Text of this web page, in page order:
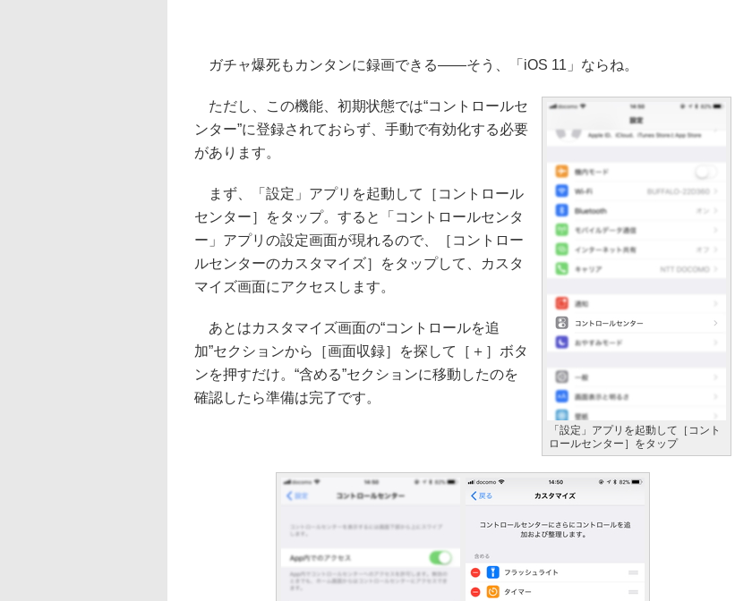
ガチャ爆死もカンタンに録画できる――そう、「iOS 11」ならね。
「設定」アプリを起動して［コント
ロールセンター］をタップ
ただし、この機能、初期状態では“コントロールセ
ンター”に登録されておらず、手動で有効化する必要
があります。
まず、「設定」アプリを起動して［コントロール
センター］をタップ。すると「コントロールセンタ
ー」アプリの設定画面が現れるので、［コントロー
ルセンターのカスタマイズ］をタップして、カスタ
マイズ画面にアクセスします。
あとはカスタマイズ画面の“コントロールを追
加”セクションから［画面収録］を探して［＋］ボタ
ンを押すだけ。“含める”セクションに移動したのを
確認したら準備は完了です。